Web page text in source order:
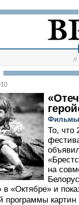
//
Фильмы
То, что
на
в «Октябре» и
программы